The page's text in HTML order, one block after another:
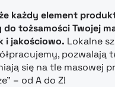
każdy element
tożsamości Twojej
i jakościowo. Lokalne
pozwalają
się na tle masowej
– od A do Z!